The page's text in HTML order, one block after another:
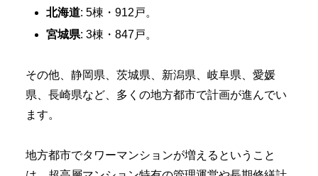
北海道: 5棟・912戸。
宮城県: 3棟・847戸。
その他、静岡県、茨城県、新潟県、岐阜県、愛媛
県、長崎県など、多くの地方都市で計画が進んでい
ます。
地方都市でタワーマンションが増えるということ